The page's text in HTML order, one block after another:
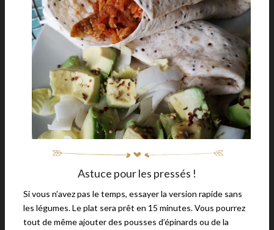
Astuce pour les pressés !
Si vous n’avez pas le temps, essayer la version rapide sans
les légumes. Le plat sera prêt en 15 minutes. Vous pourrez
tout de même ajouter des pousses d’épinards ou de la